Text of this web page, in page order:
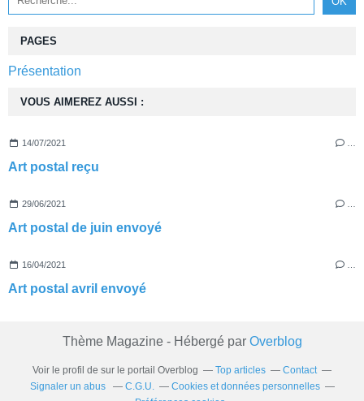
VOUS AIMEREZ AUSSI :
14/07/2021
Art postal reçu
29/06/2021
Art postal de juin envoyé
16/04/2021
Art postal avril envoyé
PAGES
Présentation
Thème Magazine - Hébergé par Overblog
Voir le profil de sur le portail Overblog Top articles
Contact
Signaler un abus
C.G.U.
Cookies et données personnelles